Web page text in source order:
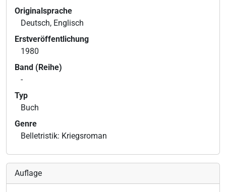
Originalsprache
Deutsch, Englisch
Erstveröffentlichung
1980
Band (Reihe)
-
Typ
Buch
Genre
Belletristik: Kriegsroman
Auflage